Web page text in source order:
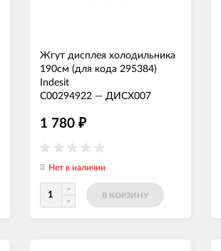
Жгут дисплея холодильника
190см (для кода 295384)
Indesit
C00294922 — ДИСХ007
1 780 ₽
Нет в наличии
В КОРЗИНУ